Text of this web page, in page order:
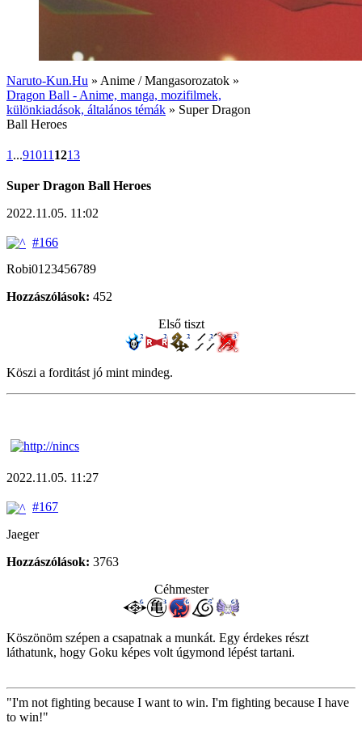
Naruto-Kun.Hu » Anime / Mangasorozatok »
Dragon Ball - Anime, manga, mozifilmek,
különkiadások, általános témák » Super Dragon
Ball Heroes
1 ...91011 1213
Super Dragon Ball Heroes
2022.11.05. 11:02
#166
Robi0123456789
Hozzászólások: 452
Első tiszt
Köszi a forditást jó mint mindeg.
2022.11.05. 11:27
#167
Jaeger
Hozzászólások: 3763
Céhmester
Köszönöm szépen a csapatnak a munkát. Egy érdekes részt
láthatunk, hogy Goku képes volt úgymond lépést tartani.
"I'm not fighting because I want to win. I'm fighting because I have
to win!"